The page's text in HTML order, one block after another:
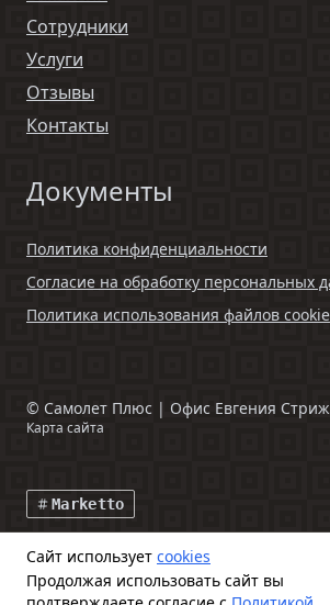
Сотрудники
Услуги
Отзывы
Контакты
Документы
Политика конфиденциальности
Согласие на обработку персональных
Политика использования файлов cookie
© Самолет Плюс | Офис Евгения
Карта сайта
Marketto
Данный интернет-сайт и информация,
включая фото- и видеоматериалы, носят
Сайт использует cookies
Продолжая использовать сайт вы